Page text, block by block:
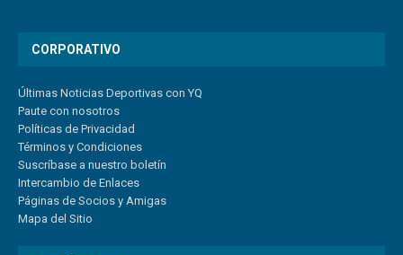
CORPORATIVO
Últimas Noticias Deportivas con YQ
Paute con nosotros
Políticas de Privacidad
Términos y Condiciones
Suscríbase a nuestro boletín
Intercambio de Enlaces
Páginas de Socios y Amigas
Mapa del Sitio